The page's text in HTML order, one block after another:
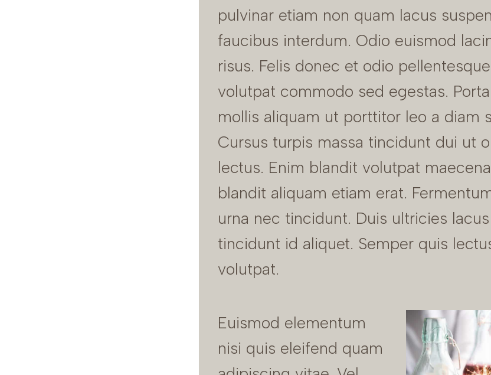
pulvinar etiam non quam lacus
faucibus interdum. Odio euismod
risus. Felis donec et odio
volutpat commodo sed egestas.
mollis aliquam ut porttitor leo a diam
Cursus turpis massa tincidunt dui ut
lectus. Enim blandit volutpat
blandit aliquam etiam erat.
urna nec tincidunt. Duis ultricies
tincidunt id aliquet. Semper quis
volutpat.
Euismod elementum
nisi quis eleifend quam